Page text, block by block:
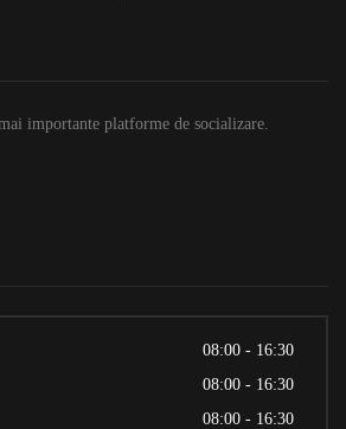
importante platforme de socializare.
08:00 - 16:30
08:00 - 16:30
08:00 - 16:30